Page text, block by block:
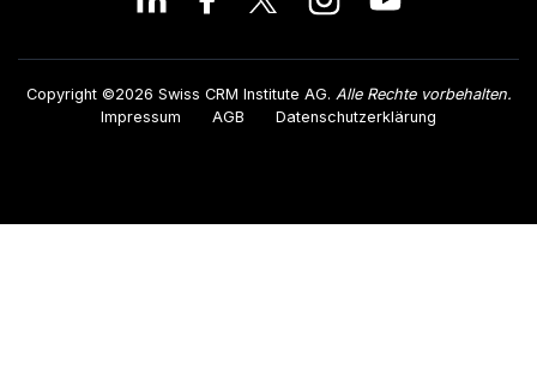
Copyright ©2026 Swiss CRM Institute AG. Alle Rechte vorbehalten.
Impressum
AGB Datenschutzerklärung